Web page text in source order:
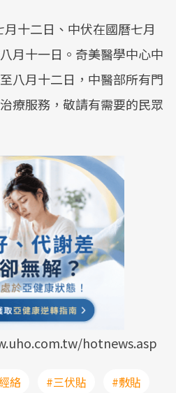
十二日、中伏在國曆七月
月十一日。奇美醫學中心中
八月十二日，中醫部所有門
療服務，敬請有需要的民眾
hotnews.asp
絡 #三伏貼
#敷貼